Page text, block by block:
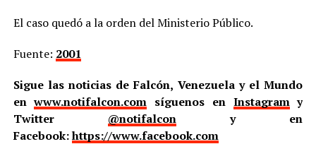
El caso quedó a la orden del Ministerio Público.
Fuente: 2001
Sigue las noticias de Falcón, Venezuela y el Mundo
enwww.notifalcon.com síguenos en Instagramy
Twitter @notifalcony en
Facebook:https://www.facebook.com